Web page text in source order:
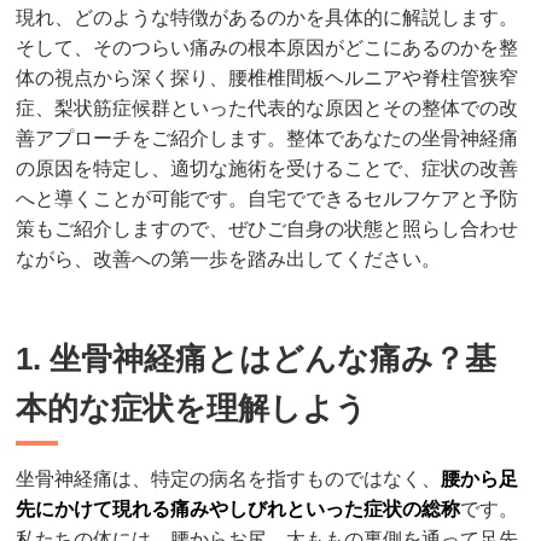
現れ、どのような特徴があるのかを具体的に解説します。
そして、そのつらい痛みの根本原因がどこにあるのかを整
体の視点から深く探り、腰椎椎間板ヘルニアや脊柱管狭窄
症、梨状筋症候群といった代表的な原因とその整体での改
善アプローチをご紹介します。整体であなたの坐骨神経痛
の原因を特定し、適切な施術を受けることで、症状の改善
へと導くことが可能です。自宅でできるセルフケアと予防
策もご紹介しますので、ぜひご自身の状態と照らし合わせ
ながら、改善への第一歩を踏み出してください。
1. 坐骨神経痛とはどんな痛み？基
本的な症状を理解しよう
坐骨神経痛は、特定の病名を指すものではなく、 腰から足
先にかけて現れる痛みやしびれといった症状の総称です。